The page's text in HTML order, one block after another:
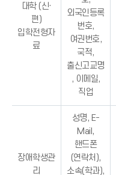
대학 (신·
편)
입학전형자
료
외국인등록
번호,
여권번호,
국적,
출신고교명
, 이메일,
직업
장애학생관
리
성명, E-
Mail,
핸드폰
(연락처),
소속(학과),